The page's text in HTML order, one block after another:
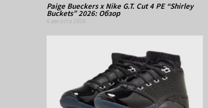
Paige Bueckers x Nike G.T. Cut 4 PE “Shirley
Buckets” 2026: Обзор
6 августа 2026